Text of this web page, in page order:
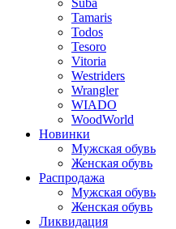
Suba
Tamaris
Todos
Tesoro
Vitoria
Westriders
Wrangler
WIADO
WoodWorld
Новинки
Мужская обувь
Женская обувь
Распродажа
Мужская обувь
Женская обувь
Ликвидация